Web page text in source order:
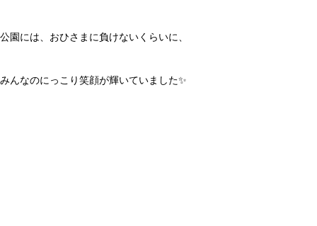
公園には、おひさまに負けないくらいに、
みんなのにっこり笑顔が輝いていました✨